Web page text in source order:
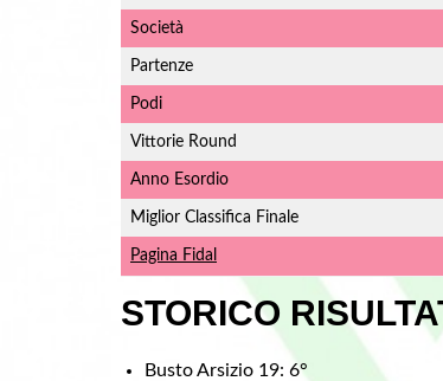
Società
Partenze
Podi
Vittorie Round
Anno Esordio
Miglior Classifica Finale
Pagina Fidal
STORICO
Busto Arsizio 19: 6°